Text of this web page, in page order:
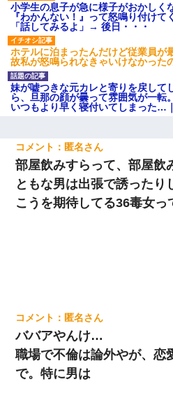
小学生の息子が急に様子がおかしく
『わかんない！』って怒鳴り付け
「話してみるよ」→ 後日・・・
ホテルに泊まったんだけど従業員が
故私が怒鳴られなきゃいけなかった
妹が嘘つきな元カレと寄りを戻して
ら、旦那の顔が曇って雰囲気が一転
いつもより早く寝付いてしまった
匿名
部屋飲みすらって、部屋
ともな男は出張で誘ったり
こうを期待してる36毒女っ
匿名
ババアやんけ…
職場で不倫は論外やが、恋
で。特に男は